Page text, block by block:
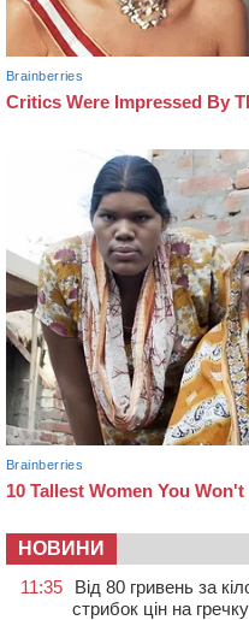
НОВИНИ
11:35
Від 80 гривень за
стрибок цін на гречку